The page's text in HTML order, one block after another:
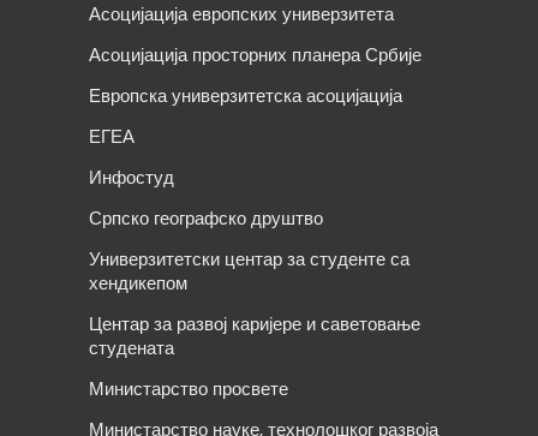
Асоцијација европских универзитета
Асоцијација просторних планера Србије
Европска универзитетска асоцијација
ЕГЕА
Инфостуд
Српско географско друштво
Универзитетски центар за студенте са
хендикепом
Центар за развој каријере и саветовање
студената
Министарство просвете
Министарство науке, технолошког развоја